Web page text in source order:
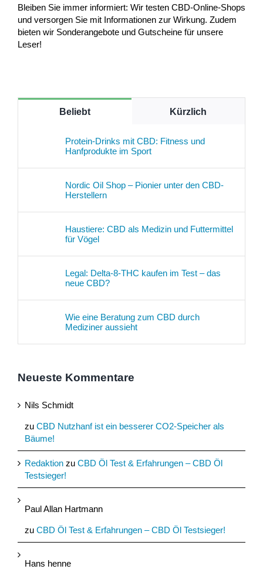
Bleiben Sie immer informiert: Wir testen CBD-Online-Shops
und versorgen Sie mit Informationen zur Wirkung. Zudem
bieten wir Sonderangebote und Gutscheine für unsere
Leser!
Beliebt Kürzlich
Protein-Drinks mit CBD: Fitness und
Hanfprodukte im Sport
Nordic Oil Shop – Pionier unter den CBD-
Herstellern
Haustiere: CBD als Medizin und Futtermittel
für Vögel
Legal: Delta-8-THC kaufen im Test – das
neue CBD?
Wie eine Beratung zum CBD durch
Mediziner aussieht
Neueste Kommentare
Nils Schmidt
zu CBD Nutzhanf ist ein besserer CO2-Speicher als
Bäume!
Redaktion zu CBD Öl Test & Erfahrungen – CBD Öl
Testsieger!
Paul Allan Hartmann
zu CBD Öl Test & Erfahrungen – CBD Öl Testsieger!
Hans henne